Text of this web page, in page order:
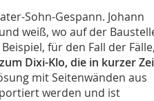
Sohn-Gespann. Johann
weiß, wo auf der
für den Fall der Fälle,
Dixi-Klo, die in kurzer
mit Seitenwänden aus
werden und ist